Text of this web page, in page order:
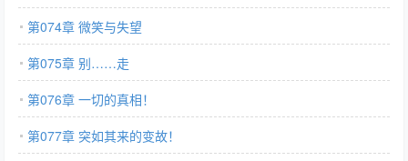
第074章 微笑与失望
第075章 别……走
第076章 一切的真相！
第077章 突如其来的变故！